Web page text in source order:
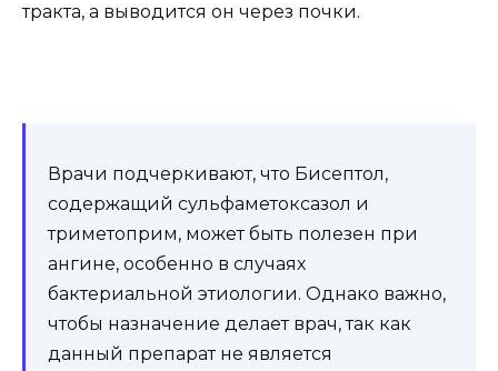
тракта, а выводится он через почки.
Врачи подчеркивают, что Бисептол,
содержащий сульфаметоксазол и
триметоприм, может быть полезен при
ангине, особенно в случаях
бактериальной этиологии. Однако важно,
чтобы назначение делает врач, так как
данный препарат не является